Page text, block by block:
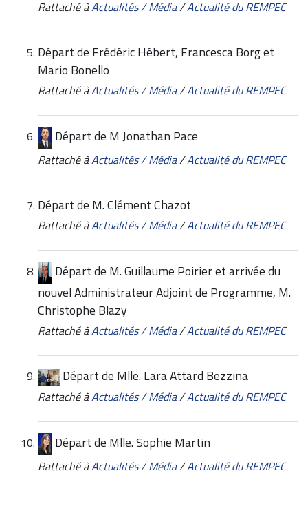
Rattaché àActualités / Média/Actualité du REMPEC
Départ de Frédéric Hébert, Francesca Borg et
Mario Bonello
Rattaché àActualités / Média/Actualité du REMPEC
Départ de M Jonathan Pace
Rattaché àActualités / Média/Actualité du REMPEC
Départ de M. Clément Chazot
Rattaché àActualités / Média/Actualité du REMPEC
Départ de M. Guillaume Poirier et arrivée du
nouvel Administrateur Adjoint de Programme, M.
Christophe Blazy
Rattaché àActualités / Média/Actualité du REMPEC
Départ de Mlle. Lara Attard Bezzina
Rattaché àActualités / Média/Actualité du REMPEC
Départ de Mlle. Sophie Martin
Rattaché àActualités / Média/Actualité du REMPEC